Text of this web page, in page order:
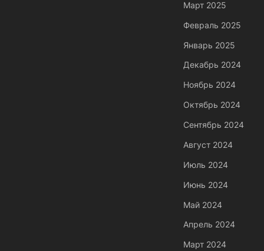
Март 2025
Февраль 2025
Январь 2025
Декабрь 2024
Ноябрь 2024
Октябрь 2024
Сентябрь 2024
Август 2024
Июль 2024
Июнь 2024
Май 2024
Апрель 2024
Март 2024